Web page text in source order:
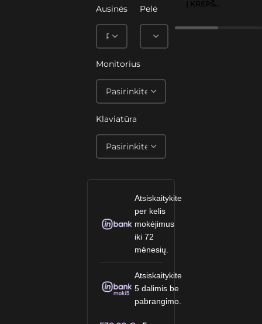
Ausinės Pelė
Monitorius
Klaviatūra
Atsiskaitykite
per kelis
mokėjimus
iki 72
mėnesių.
Atsiskaitykite
5 dalimis be
pabrangimo.
Į KREPŠELĮ